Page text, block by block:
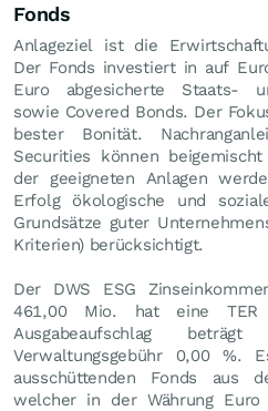
Fonds
Anlageziel ist die
Der Fonds investiert in auf
Euro abgesicherte Staats-
sowie Covered Bonds. Der
bester Bonität.
Securities können
der geeigneten Anlagen
Erfolg ökologische und
Grundsätze guter
Kriterien) berücksichtigt.
Der DWS ESG
461,00 Mio. hat eine
Ausgabeaufschlag
Verwaltungsgebühr 0,00 %.
ausschüttenden Fonds aus
welcher in der Währung